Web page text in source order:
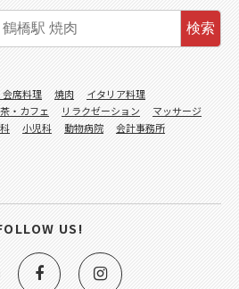
検索
席料理 焼肉
イタリア料理
・カフェ リラクゼーション
マッサージ
小児科 動物病院
会計事務所
US!